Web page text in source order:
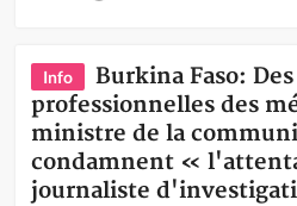
Info
Burkina Faso:
professionnelles des
ministre de la
condamnent «
journaliste